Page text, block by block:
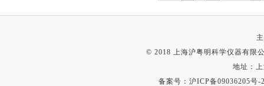
© 2018 上海沪粤明科学仪器有限
地址：
备案号：沪ICP备09036205号-